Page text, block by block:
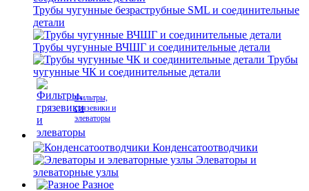
Трубы чугунные безраструбные SML и соединительные
детали
Трубы чугунные ВЧШГ и соединительные детали
Трубы
чугунные ЧК и соединительные детали
Фильтры,
грязевики и
элеваторы
Конденсатоотводчики
Элеваторы и
элеваторные узлы
Разное